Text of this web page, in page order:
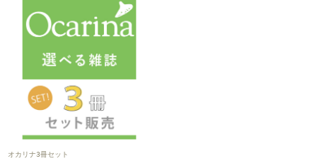
オカリナ3冊セット